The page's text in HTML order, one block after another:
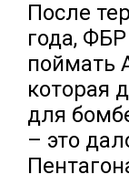
После
года,
поймать
которая
для
– это